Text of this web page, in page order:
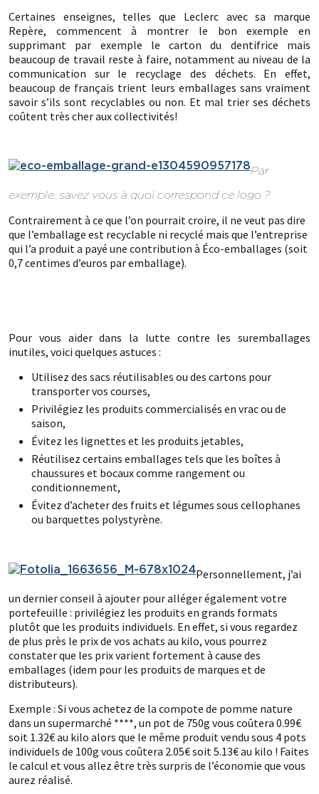
Certaines enseignes, telles que Leclerc avec sa marque
Repère, commencent à montrer le bon exemple en
supprimant par exemple le carton du dentifrice mais
beaucoup de travail reste à faire, notamment au niveau de la
communication sur le recyclage des déchets. En effet,
beaucoup de français trient leurs emballages sans vraiment
savoir s’ils sont recyclables ou non. Et mal trier ses déchets
coûtent très cher aux collectivités!
Par
exemple, savez vous à quoi correspond ce logo ?
Contrairement à ce que l’on pourrait croire, il ne veut pas dire
que l’emballage est recyclable ni recyclé mais que l’entreprise
qui l’a produit a payé une contribution à Éco-emballages (soit
0,7 centimes d’euros par emballage).
Pour vous aider dans la lutte contre les suremballages
inutiles, voici quelques astuces :
Utilisez des sacs réutilisables ou des cartons pour
transporter vos courses,
Privilégiez les produits commercialisés en vrac ou de
saison,
Évitez les lignettes et les produits jetables,
Réutilisez certains emballages tels que les boîtes à
chaussures et bocaux comme rangement ou
conditionnement,
Évitez d’acheter des fruits et légumes sous cellophanes
ou barquettes polystyrène.
Personnellement, j’ai
un dernier conseil à ajouter pour alléger également votre
portefeuille : privilégiez les produits en grands formats
plutôt que les produits individuels. En effet, si vous regardez
de plus près le prix de vos achats au kilo, vous pourrez
constater que les prix varient fortement à cause des
emballages (idem pour les produits de marques et de
distributeurs).
Exemple : Si vous achetez de la compote de pomme nature
dans un supermarché ****, un pot de 750g vous coûtera 0.99€
soit 1.32€ au kilo alors que le même produit vendu sous 4 pots
individuels de 100g vous coûtera 2.05€ soit 5.13€ au kilo ! Faites
le calcul et vous allez être très surpris de l’économie que vous
aurez réalisé.